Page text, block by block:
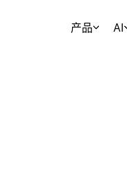
产品 AI